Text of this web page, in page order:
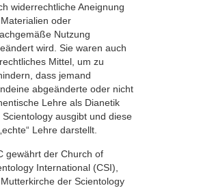
widerrechtliche Aneignung
oder
Nutzung
wird. Sie waren auch
Mittel, um zu
dass jemand
abgeänderte oder nicht
Lehre als Dianetik
Scientology ausgibt und diese
Lehre darstellt.
gewährt der Church of
International (CSI),
der Scientology